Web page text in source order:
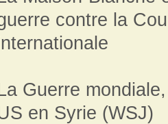
contre la
Guerre
en Syrie (WSJ)